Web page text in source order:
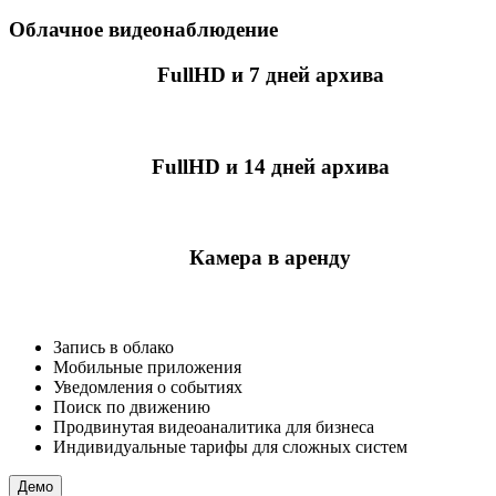
Облачное видеонаблюдение
FullHD и 7 дней архива
FullHD и 14 дней архива
Камера в аренду
Запись в облако
Мобильные приложения
Уведомления о событиях
Поиск по движению
Продвинутая видеоаналитика для бизнеса
Индивидуальные тарифы для сложных систем
Демо